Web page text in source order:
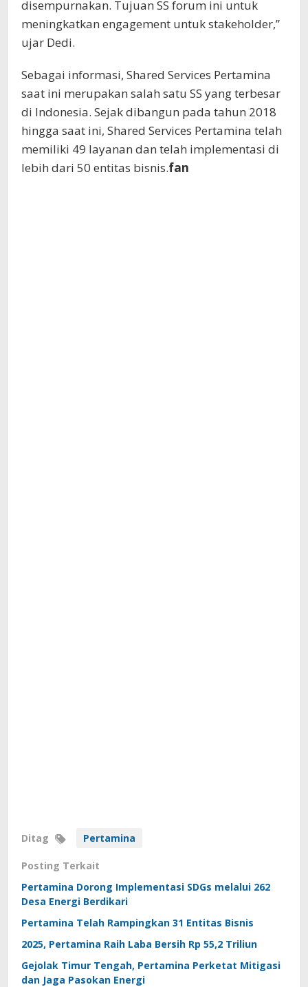
disempurnakan. Tujuan SS forum ini untuk
meningkatkan engagement untuk stakeholder,”
ujar Dedi.
Sebagai informasi, Shared Services Pertamina
saat ini merupakan salah satu SS yang terbesar
di Indonesia. Sejak dibangun pada tahun 2018
hingga saat ini, Shared Services Pertamina telah
memiliki 49 layanan dan telah implementasi di
lebih dari 50 entitas bisnis.fan
Ditag Pertamina
Posting Terkait
Pertamina Dorong Implementasi SDGs melalui 262
Desa Energi Berdikari
Pertamina Telah Rampingkan 31 Entitas Bisnis
2025, Pertamina Raih Laba Bersih Rp 55,2 Triliun
Gejolak Timur Tengah, Pertamina Perketat Mitigasi
dan Jaga Pasokan Energi